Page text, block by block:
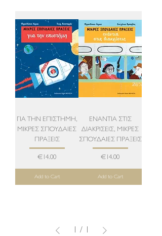
ΓΙΑ ΤΗΝ ΕΠΙΣΤΗΜΗ,
ΜΙΚΡΕΣ ΣΠΟΥΔΑΙΕΣ
ΠΡΑΞΕΙΣ
Price
€14.00
Add to Cart
ΕΝΑΝΤΙΑ ΣΤΙΣ
ΔΙΑΚΡΙΣΕΙΣ, ΜΙΚΡΕΣ
ΣΠΟΥΔΑΙΕΣ ΠΡΑΞΕΙΣ
Price
€14.00
Add to Cart
/